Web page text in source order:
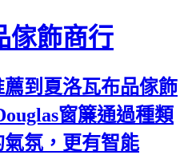
傢飾商行
到夏洛瓦布品傢飾
窗簾通過種類
氛，更有智能